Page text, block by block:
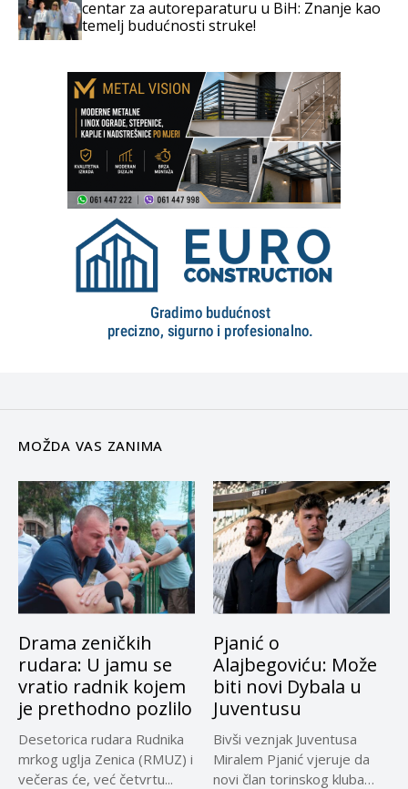
centar za autoreparaturu u BiH: Znanje kao
temelj budućnosti struke!
MOŽDA VAS ZANIMA
Drama zeničkih
rudara: U jamu se
vratio radnik kojem
je prethodno pozlilo
Desetorica rudara Rudnika
mrkog uglja Zenica (RMUZ) i
večeras će, već četvrtu...
Pjanić o
Alajbegoviću: Može
biti novi Dybala u
Juventusu
Bivši veznjak Juventusa
Miralem Pjanić vjeruje da
novi član torinskog kluba